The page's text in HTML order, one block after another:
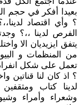
بعيدا أفكر في حجم
؟ وأي اقتصاد
الفرص لدينا ،،؟
يتفق ايزيديان الا
من المنظمات و
تعمل على شكل
؟ اذ كان لنا قناتين
لدينا كتاب
وشعراء وأمراء